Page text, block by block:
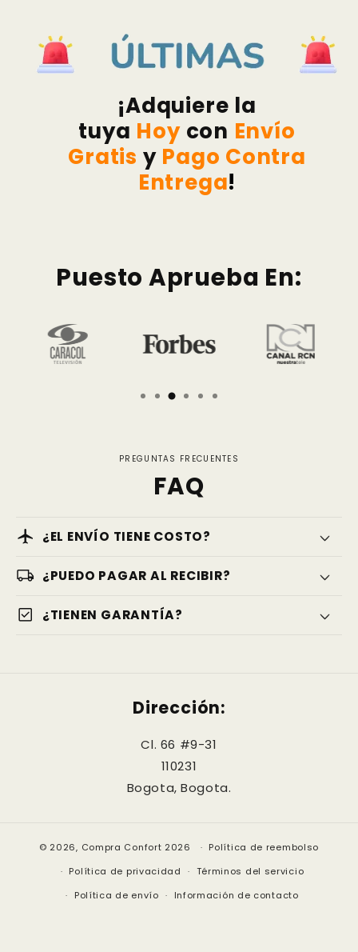
¡Adquiere la
tuya Hoy con Envío
Gratis y Pago Contra
Entrega!
Puesto Aprueba En:
PREGUNTAS FRECUENTES
FAQ
flight ¿EL ENVÍO TIENE COSTO?
local_shipping ¿PUEDO PAGAR AL RECIBIR?
check_box ¿TIENEN GARANTÍA?
Dirección:
Cl. 66 #9-31
110231
Bogota, Bogota.
© 2026, Compra Confort 2026
Política de reembolso
Política de privacidad
Términos del servicio
Política de envío
Información de contacto